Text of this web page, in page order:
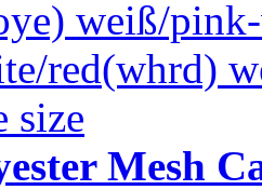
Mesh